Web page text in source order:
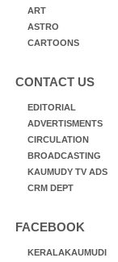
ART
ASTRO
CARTOONS
CONTACT US
EDITORIAL
ADVERTISMENTS
CIRCULATION
BROADCASTING
KAUMUDY TV ADS
CRM DEPT
FACEBOOK
KERALAKAUMUDI